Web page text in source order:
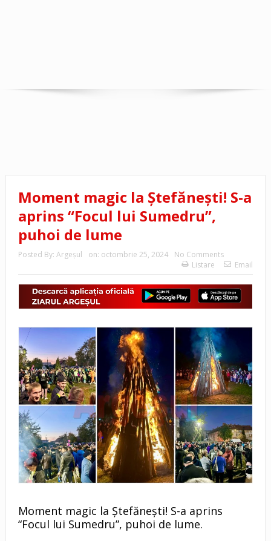
Moment magic la Ștefănești! S-a
aprins “Focul lui Sumedru”,
puhoi de lume
Posted By: Argeşul on: octombrie 25, 2024
No Comments
Listare
Email
Moment magic la Ștefănești! S-a aprins
“Focul lui Sumedru”, puhoi de lume.